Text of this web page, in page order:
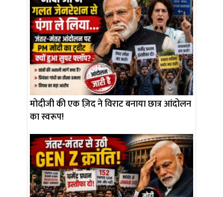
मोदीजी की एक ज़िद ने विराट बनाया छात्र आंदोलन
का स्वरूप!